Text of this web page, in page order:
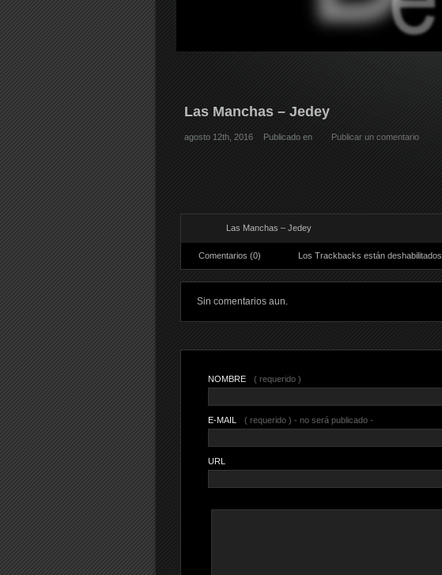
Las Manchas – Jedey
agosto 12th, 2016 Publicado en Publicar un comentario
Las Manchas – Jedey
Comentarios (0) Los Trackbacks están deshabilitados.
Sin comentarios aun.
NOMBRE ( requerido )
E-MAIL ( requerido ) - no será publicado -
URL